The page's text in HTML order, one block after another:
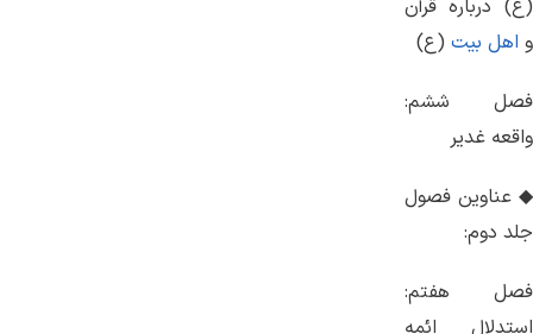
(ع) درباره قرآن
و اهل بیت (ع)
فصل ششم:
واقعه غدیر
◆ عناوین فصول
جلد دوم:
فصل هفتم:
استدلال ائمه